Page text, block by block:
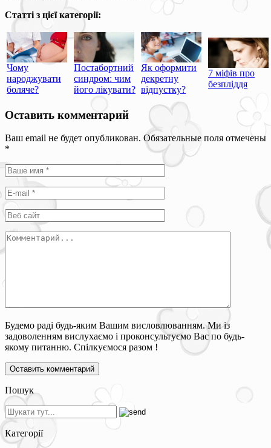
Статті з цієї категорії:
Чому
народжувати
боляче?
Постабортний
синдром: чим
його лікувати?
Як оформити
декретну
відпустку?
7 міфів про
безпліддя
Оставить комментарий
Ваш email не будет опубликован. Обязательные поля отмечены
*
Будемо раді будь-яким Вашим висловлюванням. Ми із
задоволенням вислухаємо і проконсультуємо Вас по будь-
якому питанню. Спілкуємося разом !
Пошук
Категорії